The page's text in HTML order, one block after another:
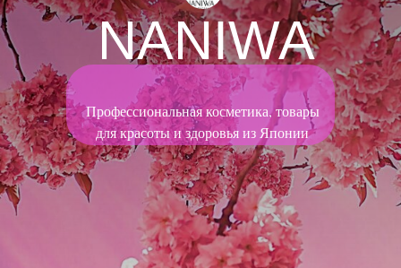
Профессиональная косметика, товары
для красоты и здоровья из Японии
NANIWA